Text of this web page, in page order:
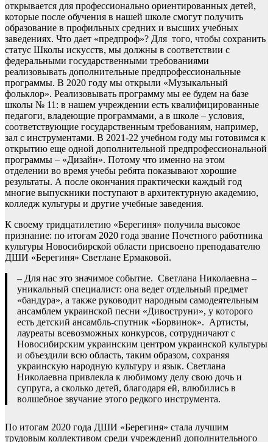
открывается для профессионально ориентированных детей,
которые после обучения в нашей школе смогут получить
образование в профильных средних и высших учебных
заведениях. Что дает «предпроф»? Для того, чтобы сохранить
статус Школы искусств, мы должны в соответствии с
федеральными государственными требованиями
реализовывать дополнительные предпрофессиональные
программы. В 2020 году мы открыли «Музыкальный
фольклор». Реализовывать программу мы ее будем на базе
школы № 11: в нашем учреждении есть квалифицированные
педагоги, владеющие программами, а в школе – условия,
соответствующие государственным требованиям, например,
зал с инструментами. В 2021-22 учебном году мы готовимся к
открытию еще одной дополнительной предпрофессиональной
программы – «Дизайн». Потому что именно на этом
отделении во время учебы ребята показывают хорошие
результаты. А после окончания практически каждый год
многие выпускники поступают в архитектурную академию,
колледж культуры и другие учебные заведения.
К своему тридцатилетию «Берегиня» получила высокое
признание: по итогам 2020 года звание Почетного работника
культуры Новосибирской области присвоено преподавателю
ДШИ «Берегиня» Светлане Ермаковой.
– Для нас это значимое событие. Светлана Николаевна –
уникальный специалист: она ведет отдельный предмет
«бандура», а также руководит народным самодеятельным
ансамблем украинской песни «Дивоструни», у которого
есть детский ансамбль-спутник «Борвинок». Артисты,
лауреаты всевозможных конкурсов, сотрудничают с
Новосибирским украинским центром украинской культуры
и объездили всю область, таким образом, сохраняя
украинскую народную культуру и язык. Светлана
Николаевна привлекла к любимому делу свою дочь и
супруга, а сколько детей, благодаря ей, влюбились в
волшебное звучание этого редкого инструмента.
По итогам 2020 года ДШИ «Берегиня» стала лучшим
трудовым коллективом среди учреждений дополнительного